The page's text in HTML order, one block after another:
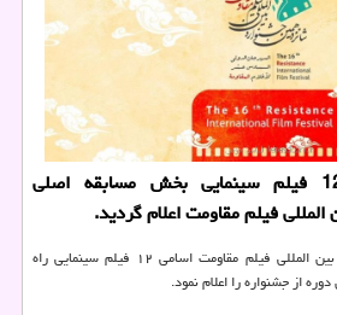
لباس دونی: اسامی 12 فیلم سینمایی بخش مسابقه اصلی
فیلم مقاومت اعلام گردید.
بین المللی فیلم مقاومت اسامی ۱۲ فیلم سینمایی راه
از جشنواره را اعلام نمود.